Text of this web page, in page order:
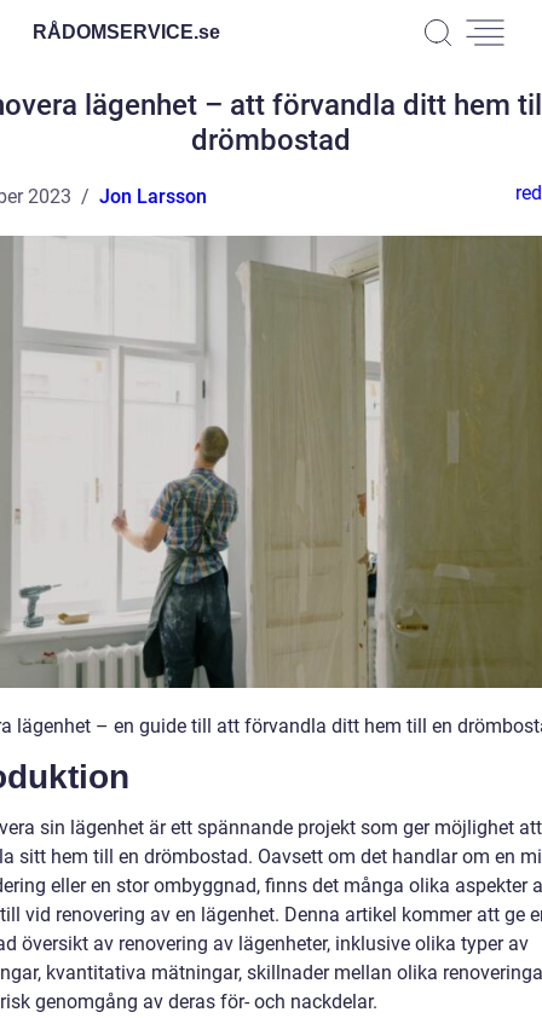
RÅDOMSERVICE.se
lägenhet – att förvandla ditt hem
drömbostad
2023 Jon Larsson
lägenhet – en guide till att förvandla ditt hem till en
sin lägenhet är ett spännande projekt som ger möjlighet att
sitt hem till en drömbostad. Oavsett om det handlar om en
eller en stor ombyggnad, finns det många olika aspekter
vid renovering av en lägenhet. Denna artikel kommer att ge
översikt av renovering av lägenheter, inklusive olika typer av
kvantitativa mätningar, skillnader mellan olika
genomgång av deras för- och nackdelar.